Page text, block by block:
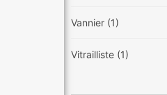
Vannier (1)
Vitrailliste (1)